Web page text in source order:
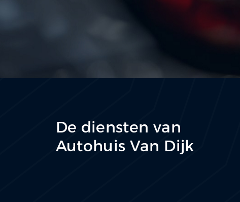
De diensten van
Autohuis Van Dijk